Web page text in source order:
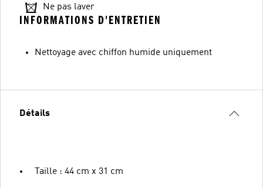
Ne pas laver
INFORMATIONS D'ENTRETIEN
Nettoyage avec chiffon humide uniquement
Détails
Taille : 44 cm x 31 cm